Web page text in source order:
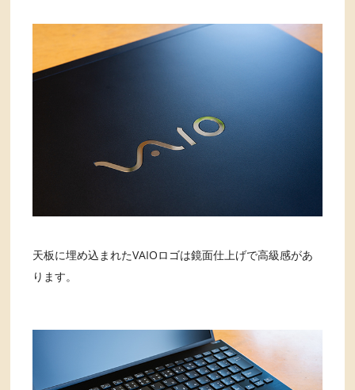
天板に埋め込まれたVAIOロゴは鏡面仕上げで高級感があ
ります。